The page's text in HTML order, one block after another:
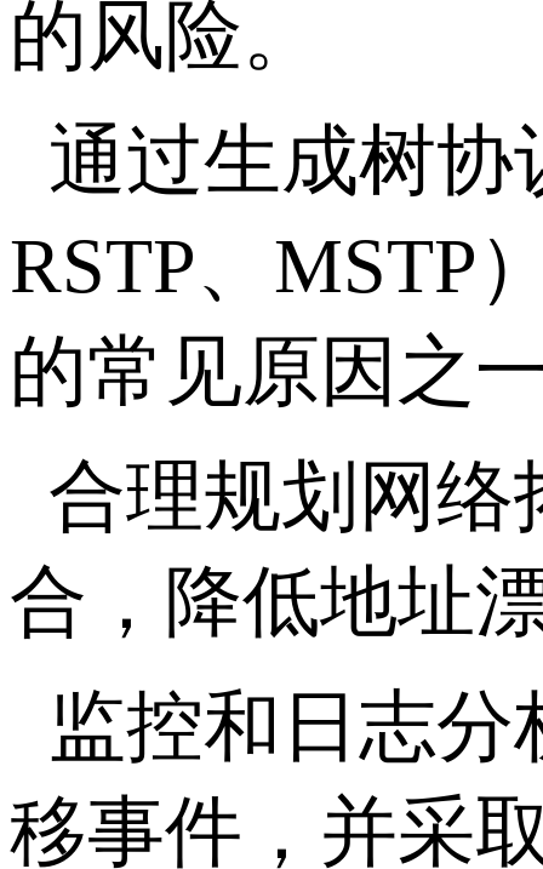
的风险。
通过生成树协
RSTP、MSTP
的常见原因之
合理规划网络
合，降低地址
监控和日志
移事件，并采